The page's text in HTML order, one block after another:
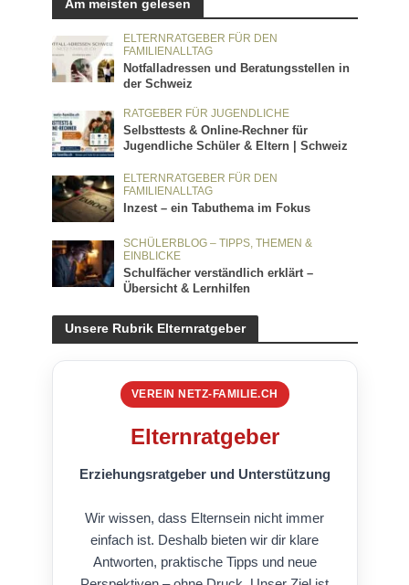
Am meisten gelesen
ELTERNRATGEBER FÜR DEN
FAMILIENALLTAG
Notfalladressen und Beratungsstellen in
der Schweiz
RATGEBER FÜR JUGENDLICHE
Selbsttests & Online-Rechner für
Jugendliche Schüler & Eltern | Schweiz
ELTERNRATGEBER FÜR DEN
FAMILIENALLTAG
Inzest – ein Tabuthema im Fokus
SCHÜLERBLOG – TIPPS, THEMEN &
EINBLICKE
Schulfächer verständlich erklärt –
Übersicht & Lernhilfen
Unsere Rubrik Elternratgeber
VEREIN NETZ-FAMILIE.CH
Elternratgeber
Erziehungsratgeber und Unterstützung
Wir wissen, dass Elternsein nicht immer
einfach ist. Deshalb bieten wir dir klare
Antworten, praktische Tipps und neue